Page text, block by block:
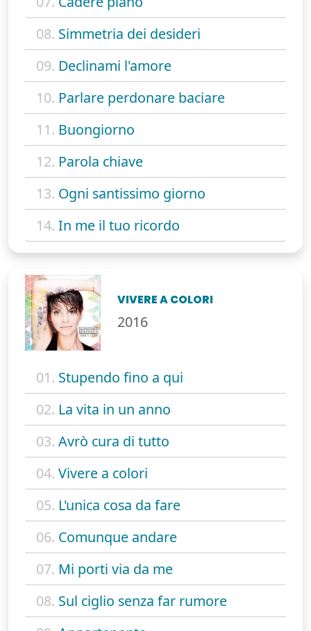
08. Simmetria dei desideri
09. Declinami l'amore
10. Parlare perdonare baciare
11. Buongiorno
12. Parola chiave
13. Ogni santissimo giorno
14. In me il tuo ricordo
VIVERE A COLORI
2016
01. Stupendo fino a qui
02. La vita in un anno
03. Avrò cura di tutto
04. Vivere a colori
05. L'unica cosa da fare
06. Comunque andare
07. Mi porti via da me
08. Sul ciglio senza far rumore